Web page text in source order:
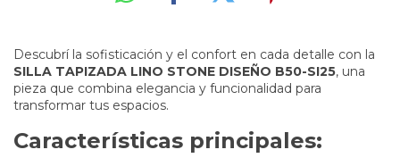
Descubrí la sofisticación y el confort en cada detalle con la
SILLA TAPIZADA LINO STONE DISEÑO B50-SI25, una
pieza que combina elegancia y funcionalidad para
transformar tus espacios.
Características principales: